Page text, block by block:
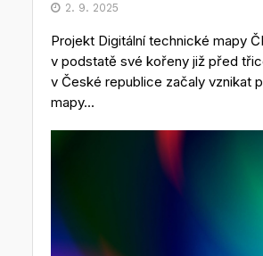
2. 9. 2025
Projekt Digitální technické mapy
v podstatě své kořeny již před
v České republice začaly vznikat
mapy...